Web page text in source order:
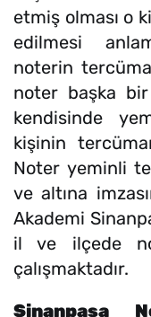
etmiş olması o
edilmesi
noterin
noter başka
kendisinde
kişinin
Noter yeminli
ve altına
Akademi
il ve ilçede
çalışmaktadır.
Sinanpaşa